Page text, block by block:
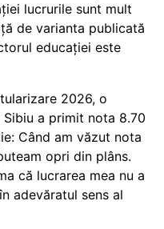
lucrurile sunt mult
de varianta publicată
educației este
2026, o
a primit nota 8.70
Când am văzut nota
opri din plâns.
că lucrarea mea nu a
adevăratul sens al